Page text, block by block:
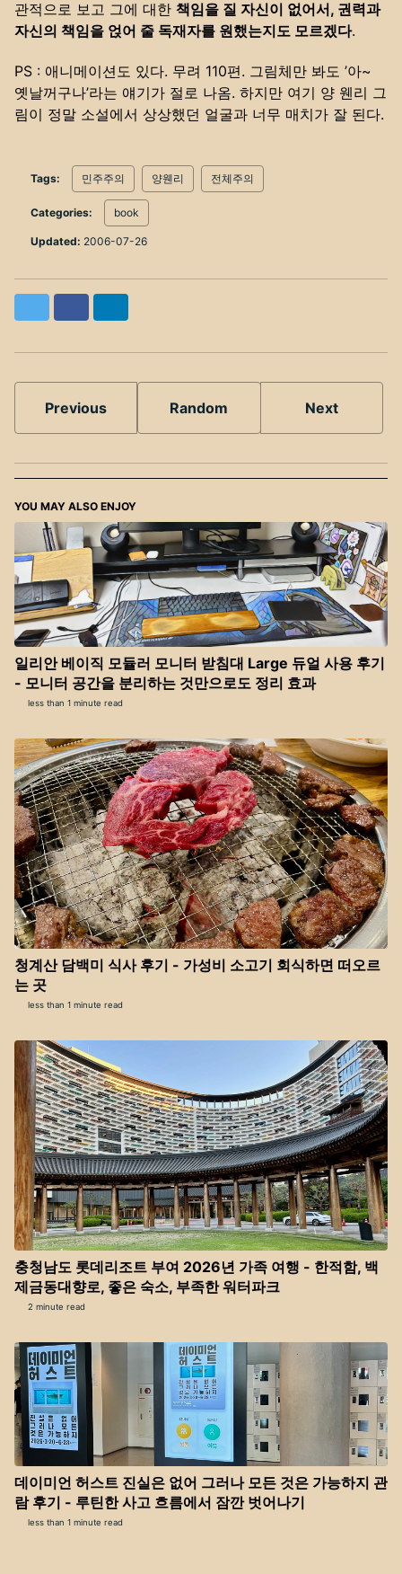
관적으로 보고 그에 대한 책임을 질 자신이 없어서, 권력과
자신의 책임을 얹어 줄 독재자를 원했는지도 모르겠다.
PS : 애니메이션도 있다. 무려 110편. 그림체만 봐도 ’아~
옛날꺼구나’라는 얘기가 절로 나옴. 하지만 여기 양 웬리 그
림이 정말 소설에서 상상했던 얼굴과 너무 매치가 잘 된다.
Tags: 민주주의 양웬리 전체주의
Categories: book
Updated: 2006-07-26
Previous Random Next
YOU MAY ALSO ENJOY
일리안 베이직 모듈러 모니터 받침대 Large 듀얼 사용 후기
- 모니터 공간을 분리하는 것만으로도 정리 효과
less than 1 minute read
청계산 담백미 식사 후기 - 가성비 소고기 회식하면 떠오르
는 곳
less than 1 minute read
충청남도 롯데리조트 부여 2026년 가족 여행 - 한적함, 백
제금동대향로, 좋은 숙소, 부족한 워터파크
2 minute read
데이미언 허스트 진실은 없어 그러나 모든 것은 가능하지 관
람 후기 - 루틴한 사고 흐름에서 잠깐 벗어나기
less than 1 minute read